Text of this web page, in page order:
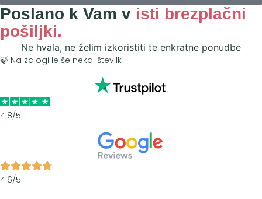
Poslano k Vam v isti brezplačni
pošiljki.
Ne hvala, ne želim izkoristiti te enkratne ponudbe
🍃 Na zalogi le še nekaj številk
4.8/5
4.6/5